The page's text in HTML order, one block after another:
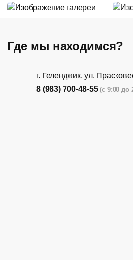
Где мы находимся?
г. Геленджик, ул.
8 (983) 700-48-55 (с 9:00 до